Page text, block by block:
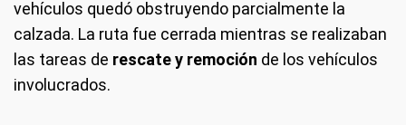
vehículos quedó obstruyendo parcialmente la
calzada. La ruta fue cerrada mientras se realizaban
las tareas de rescate y remoción de los vehículos
involucrados.